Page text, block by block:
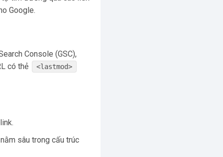
Google.
Console (GSC),
có thẻ
<lastmod>
sâu trong cấu trúc